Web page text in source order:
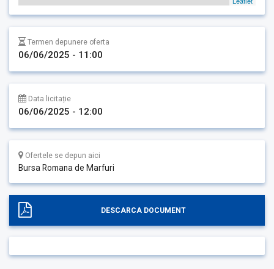
Termen depunere oferta
06/06/2025 - 11:00
Data licitație
06/06/2025 - 12:00
Ofertele se depun aici
Bursa Romana de Marfuri
DESCARCA DOCUMENT